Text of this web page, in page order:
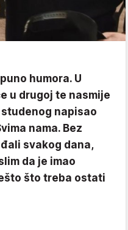
humora. U
u drugoj te nasmije
studenog napisao
nama. Bez
svakog dana,
da je imao
što treba ostati